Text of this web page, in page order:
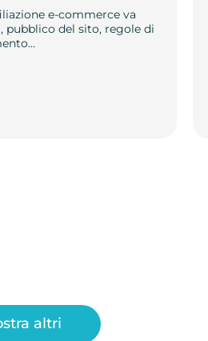
e-commerce va
pubblico del sito, regole di
altri